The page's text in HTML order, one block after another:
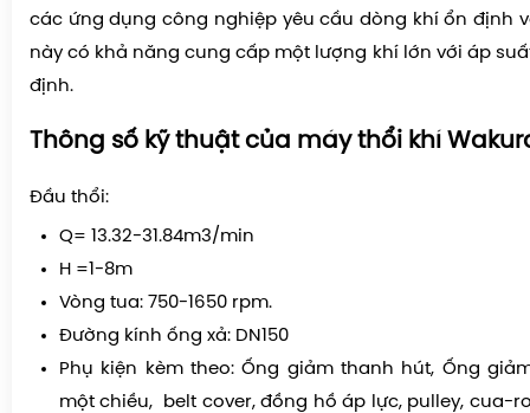
các ứng dụng công nghiệp yêu cầu dòng khí ổn định
này có khả năng cung cấp một lượng khí lớn với áp
định.
Thông số kỹ thuật của máy thổi khí
Đầu thổi:
Q= 13.32-31.84m3/min
H =1-8m
Vòng tua: 750-1650 rpm.
Đường kính ống xả: DN150
Phụ kiện kèm theo: Ống giảm thanh hút, Ống
một chiều, belt cover, đồng hồ áp lực, pulley, cua-